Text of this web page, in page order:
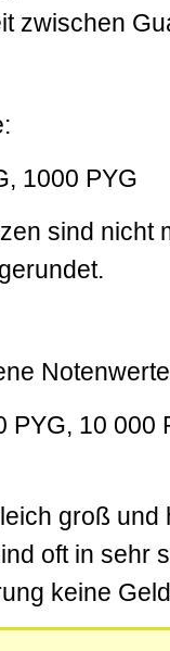
zwischen
1000 PYG
sind nicht
PYG, 10 000
groß und
oft in sehr
keine